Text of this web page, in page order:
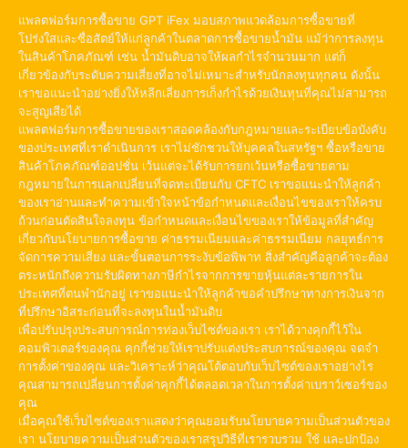
แพลตฟอร์มการซื้อขาย GPT iFex มอบสภาพแวดล้อมการซื้อขายที่
โปร่งใสและซื่อสัตย์ให้แก่ลูกค้าในตลาดการซื้อขายน้ำมัน แม้ว่าการลงทุน
ในสินค้าโภคภัณฑ์ เช่น น้ำมันดิบอาจให้ผลกำไรจำนวนมาก แต่ก็
เกี่ยวข้องกับระดับความเสี่ยงที่อาจไม่เหมาะสำหรับนักลงทุนทุกคน ดังนั้น
เราขอแนะนำอย่างยิ่งให้หลีกเลี่ยงการเก็งกำไรด้วยเงินทุนที่คุณไม่สามารถ
จะสูญเสียได้
แพลตฟอร์มการซื้อขายของเราสอดคล้องกับกฎหมายและระเบียบข้อบังคับ
ของประเทศที่เราดำเนินการ เราไม่ชักชวนให้บุคคลในสหรัฐฯ ซื้อหรือขาย
สินค้าโภคภัณฑ์ออปชั่น เว้นแต่จะได้รับการยกเว้นหรือซื้อขายตาม
กฎหมายในการแลกเปลี่ยนที่จดทะเบียนกับ CFTC เราขอแนะนำให้ลูกค้า
ของเราอ่านและทำความเข้าใจหน้าข้อกำหนดและเงื่อนไขของเราให้ครบ
ถ้วนก่อนตัดสินใจลงทุน ข้อกำหนดและเงื่อนไขของเราให้ข้อมูลที่สำคัญ
เกี่ยวกับนโยบายการซื้อขาย ค่าธรรมเนียมและค่าธรรมเนียม กลยุทธ์การ
จัดการความเสี่ยง และขั้นตอนการระงับข้อพิพาท สิ่งสำคัญคือลูกค้าจะต้อง
ตระหนักถึงความรับผิดทางภาษีกำไรจากการขายหุ้นแต่ละรายการใน
ประเทศที่ตนพำนักอยู่ เราขอแนะนำให้ลูกค้าขอคำปรึกษาทางการเงินจาก
ที่ปรึกษาอิสระก่อนที่จะลงทุนในน้ำมันดิบ
เพื่อปรับปรุงประสบการณ์การท่องเว็บไซต์ของเรา เราได้วางคุกกี้ไว้ใน
คอมพิวเตอร์ของคุณ คุกกี้ช่วยให้เราปรับแต่งประสบการณ์ของคุณ จดจำ
การตั้งค่าของคุณ และวิเคราะห์ว่าคุณโต้ตอบกับเว็บไซต์ของเราอย่างไร
คุณสามารถเปลี่ยนการตั้งค่าคุกกี้ได้ตลอดเวลาในการตั้งค่าเบราว์เซอร์ของ
คุณ
เมื่อคุณใช้เว็บไซต์ของเราแสดงว่าคุณยอมรับนโยบายความเป็นส่วนตัวของ
เรา นโยบายความเป็นส่วนตัวของเราสรุปวิธีที่เรารวบรวม ใช้ และปกป้อง